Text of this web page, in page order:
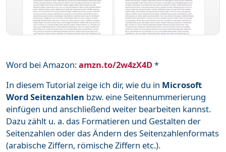
Word bei Amazon:amzn.to/2w4zX4D*
In diesem Tutorial zeige ich dir, wie du in Microsoft
Word Seitenzahlen bzw. eine Seitennummerierung
einfügen und anschließend weiter bearbeiten kannst.
Dazu zählt u. a. das Formatieren und Gestalten der
Seitenzahlen oder das Ändern des Seitenzahlenformats
(arabische Ziffern, römische Ziffern etc.).
Impressum & Datenschutz